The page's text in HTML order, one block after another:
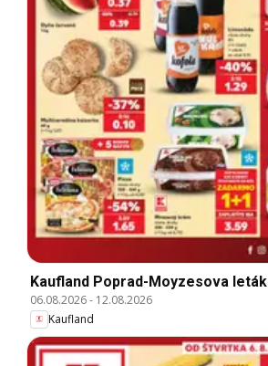
Kaufland Poprad-Moyzesova leták
06.08.2026- 12.08.2026
Kaufland